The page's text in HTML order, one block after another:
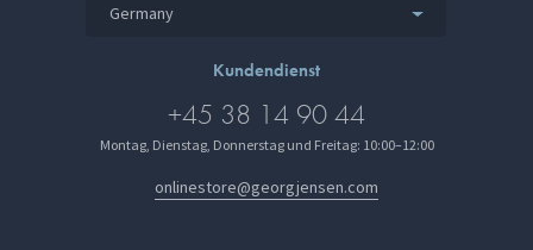
Germany
Kundendienst
+45 38 14 90 44
Montag, Dienstag, Donnerstag und Freitag: 10:00–12:00
onlinestore@georgjensen.com